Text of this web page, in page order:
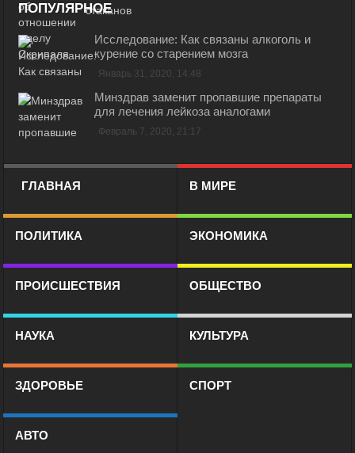
ПОПУЛЯРНОЕ
Исследование: Как связаны алкоголь и
курение со старением мозга
Январь 31, 2020, 14:48
Минздрав заменит пропавшие препараты
для лечения лейкоза аналогами
Февраль 7, 2020, 21:17
ГЛАВНАЯ В МИРЕ
ПОЛИТИКА ЭКОНОМИКА
ПРОИСШЕСТВИЯ ОБЩЕСТВО
НАУКА КУЛЬТУРА
ЗДОРОВЬЕ СПОРТ
АВТО